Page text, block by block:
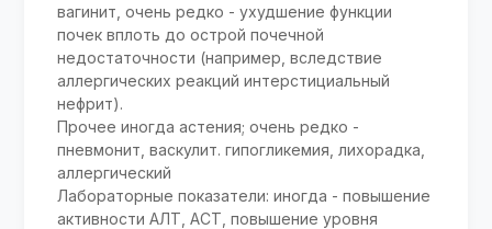
вагинит, очень редко - ухудшение функции
почек вплоть до острой почечной
недостаточности (например, вследствие
аллергических реакций интерстициальный
нефрит).
Прочее иногда астения; очень редко -
пневмонит, васкулит. гипогликемия, лихорадка,
аллергический
Лабораторные показатели: иногда - повышение
активности АЛТ, АСТ, повышение уровня